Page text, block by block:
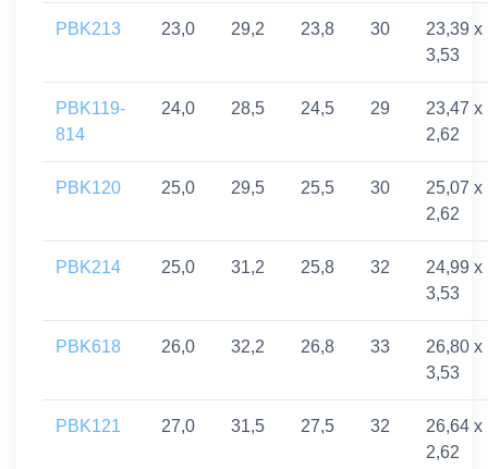
PBK213 23,0 29,2 23,8 30
23,39 x
3,53
PBK119-
814
24,0 28,5 24,5 29
23,47 x
2,62
PBK120 25,0 29,5 25,5 30
25,07 x
2,62
PBK214 25,0 31,2 25,8 32
24,99 x
3,53
PBK618 26,0 32,2 26,8 33
26,80 x
3,53
PBK121 27,0 31,5 27,5 32
26,64 x
2,62